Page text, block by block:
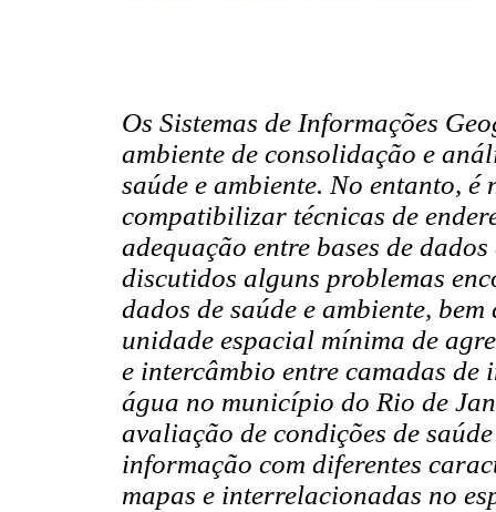
Os Sistemas de Informações
ambiente de consolidação e
saúde e ambiente. No entanto,
compatibilizar técnicas de
adequação entre bases de
discutidos alguns problemas
dados de saúde e ambiente,
unidade espacial mínima de
e intercâmbio entre camadas de
água no município do Rio de
avaliação de condições de
informação com diferentes
mapas e interrelacionadas no